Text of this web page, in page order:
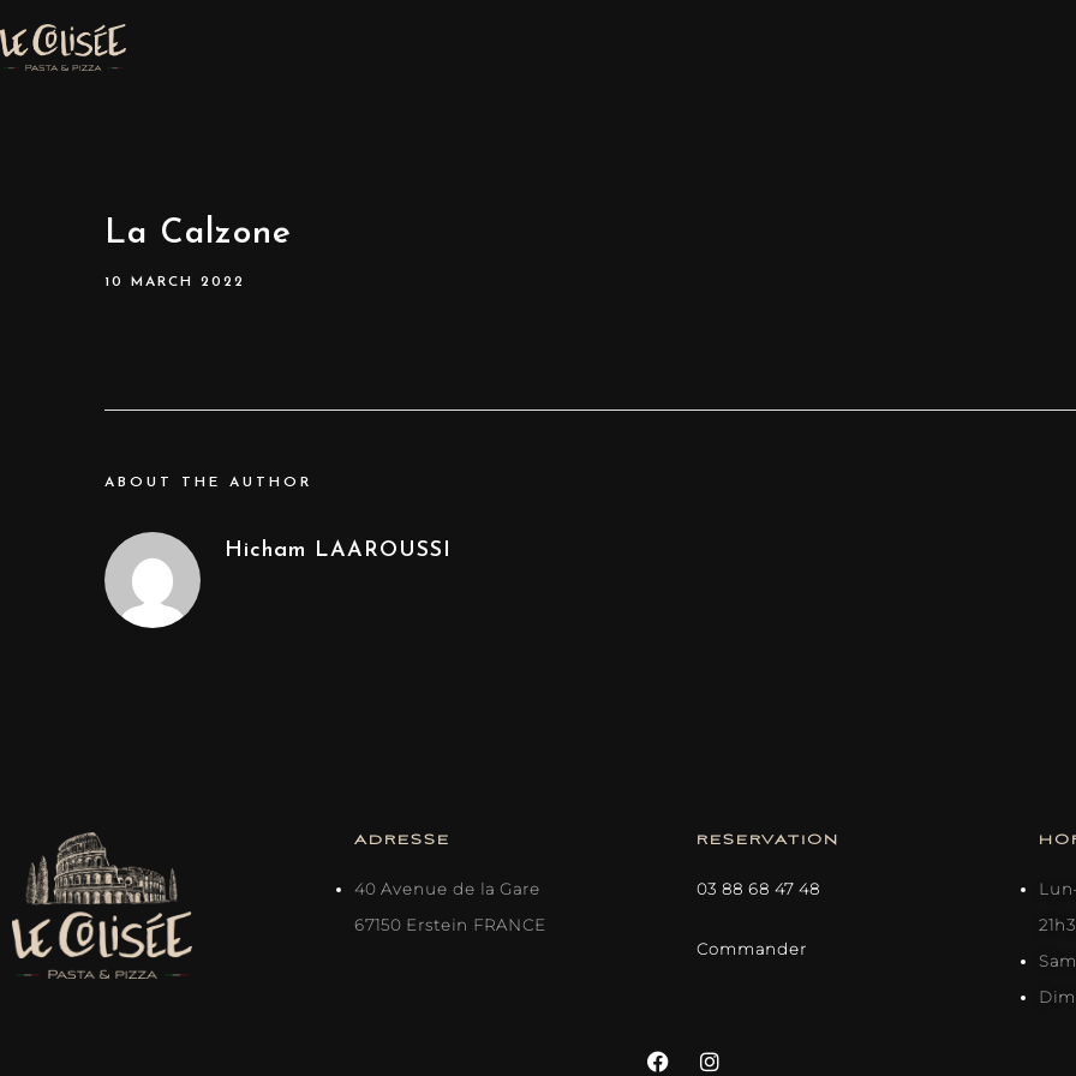
La Calzone
10 MARCH 2022
ABOUT THE AUTHOR
Hicham LAAROUSSI
ADRESSE
40 Avenue de la Gare
67150 Erstein FRANCE
RESERVATION
03 88 68 47 48
Commander